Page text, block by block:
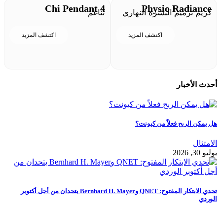
Physio Radiance
كريم ترميم البشرة النهاري
اكتشف المزيد
Chi Pendant 4
تناغم
اكتشف المزيد
أحدث الأخبار
هل يمكن الربح فعلاً من كيونت؟
الامتثال
يوليو 30, 2026
تحدي الابتكار المفتوح: QNET وBernhard H. Mayer يتحدان من أجل أكتوبر
الوردي